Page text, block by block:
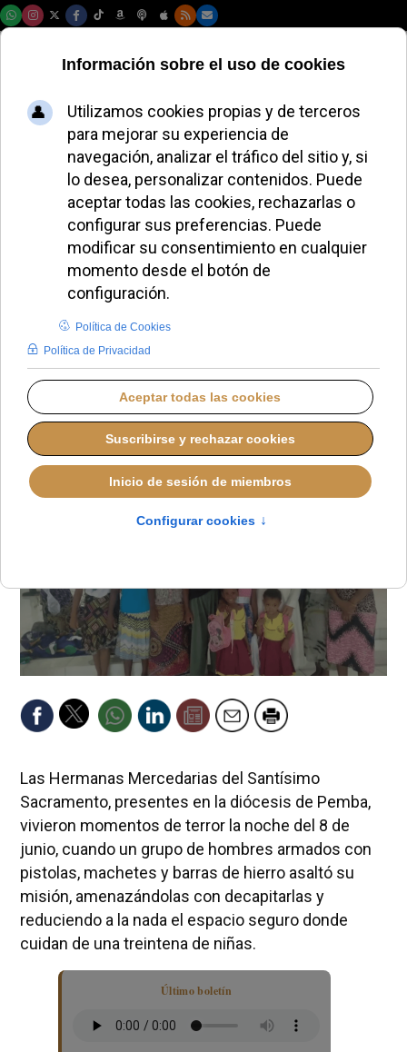
Religiosas
amenazadas con
ser decapitadas en
Mozambique
durante un brutal
asalto a su misión
REDACCIÓN ÁFRICA LUNES, 30 JUNIO 2025 10:26
Las Hermanas Mercedarias del Santísimo
Sacramento, presentes en la diócesis de Pemba,
vivieron momentos de terror la noche del 8 de
junio, cuando un grupo de hombres armados con
pistolas, machetes y barras de hierro asaltó su
misión, amenazándolas con decapitarlas y
reduciendo a la nada el espacio seguro donde
cuidan de una treintena de niñas.
Último boletín